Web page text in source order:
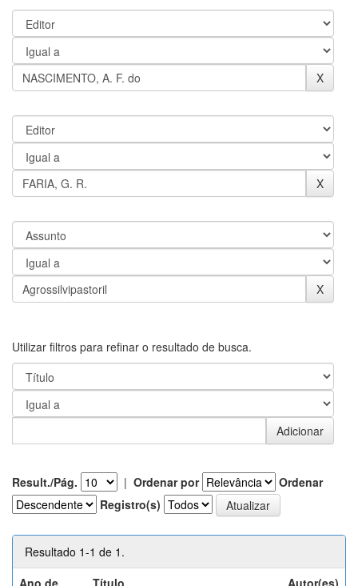
Utilizar filtros para refinar o resultado de busca.
Result./Pág. | Ordenar por
Ordenar
Registro(s)
Resultado 1-1 de 1.
Ano de
Título Autor(es)